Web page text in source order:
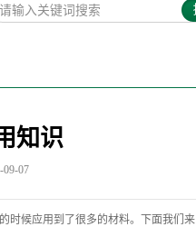
知识
09-07
时候应用到了很多的材料。下面我们来